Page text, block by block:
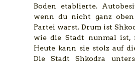
Boden etablierte.
wenn du nicht ganz
Partei warst. Drum ist
wie die Stadt nunmal ist,
Heute kann sie stolz auf
Die Stadt Shkodra